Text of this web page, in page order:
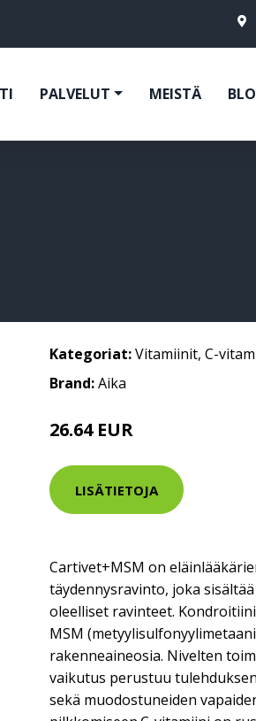
PALVELUT MEISTÄ
Kategoriat:Vitamiinit, C-
Brand:Aika
26.64 EUR
LISÄTIETOJA
Cartivet+MSM on
täydennysravinto, joka
oleelliset ravinteet.
MSM
rakenneaineosia. Nivelten
vaikutus perustuu
sekä muodostuneiden